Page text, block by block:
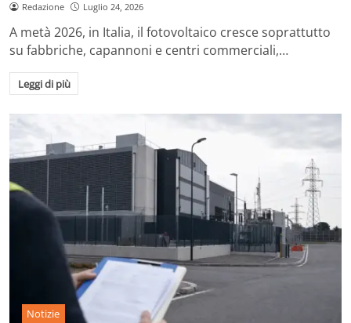
Redazione Luglio 24, 2026
A metà 2026, in Italia, il fotovoltaico cresce soprattutto
su fabbriche, capannoni e centri commerciali,…
Leggi di più
Notizie